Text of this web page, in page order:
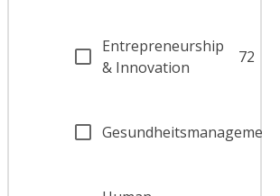
Entrepreneurship
& Innovation
72
Gesundheitsmanagement